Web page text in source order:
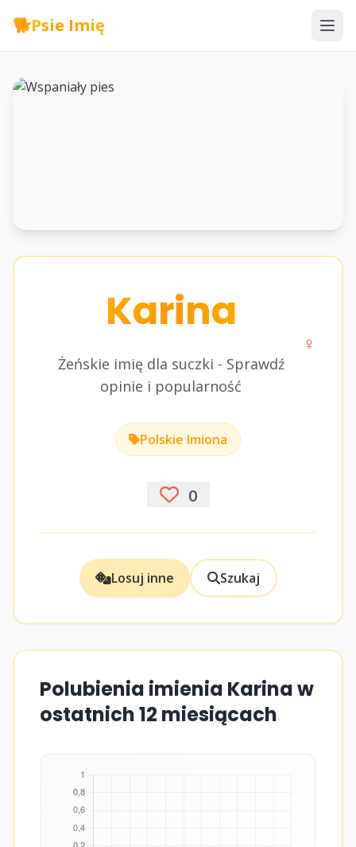
🐕Psie Imię
Karina
Żeńskie imię dla suczki - Sprawdź
opinie i popularność
♀
Polskie Imiona
0
Losuj inne Szukaj
Polubienia imienia Karina w
ostatnich 12 miesiącach